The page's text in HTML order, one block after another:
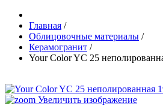
Главная /
Облицовочные материалы /
Керамогранит /
Your Color YC 25
Увеличить изображение